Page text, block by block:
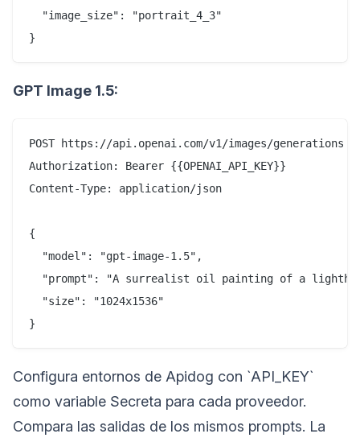
  "image_size": "portrait_4_3"
GPT Image 1.5:
POST https://api.openai.com/v1/images/generations
Authorization: Bearer {{OPENAI_API_KEY}}
Content-Type: application/json
{
  "model": "gpt-image-1.5",
"prompt": "A surrealist oil painting of a
  "size": "1024x1536"
Configura entornos de Apidog con `API_KEY`
como variable Secreta para cada proveedor.
Compara las salidas de los mismos prompts. La